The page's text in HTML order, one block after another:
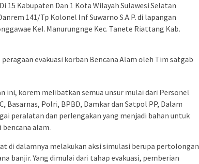
15 Kabupaten Dan 1 Kota Wilayah Sulawesi Selatan
141/Tp Kolonel Inf Suwarno S.A.P. di lapangan
Kel. Manurungnge Kec. Tanete Riattang Kab.
evakuasi korban Bencana Alam oleh Tim satgab
ini, korem melibatkan semua unsur mulai dari Personel
Basarnas, Polri, BPBD, Damkar dan Satpol PP, Dalam
peralatan dan perlengakan yang menjadi bahan untuk
alam.
di dalamnya melakukan aksi simulasi berupa pertolongan
banjir. Yang dimulai dari tahap evakuasi, pemberian